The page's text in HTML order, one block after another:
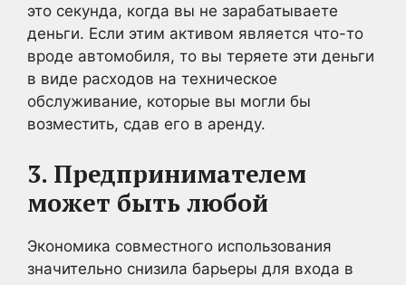
это секунда, когда вы не зарабатываете
деньги. Если этим активом является что-то
вроде автомобиля, то вы теряете эти деньги
в виде расходов на техническое
обслуживание, которые вы могли бы
возместить, сдав его в аренду.
3. Предпринимателем
может быть любой
Экономика совместного использования
значительно снизила барьеры для входа в